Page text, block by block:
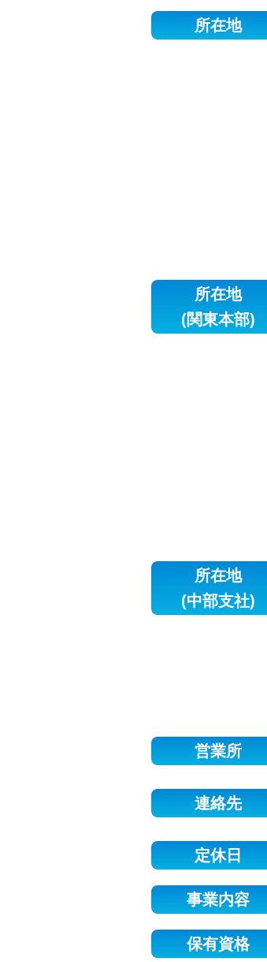
所在地
所在地
(関東本部)
所在地
(中部支社)
営業所
連絡先
定休日
事業内容
保有資格